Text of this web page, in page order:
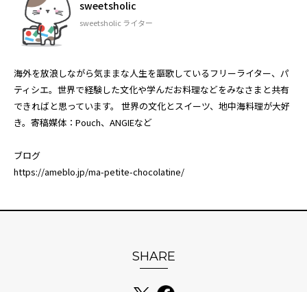
sweetsholic
sweetsholic ライター
海外を放浪しながら気ままな人生を謳歌しているフリーライター、パ
ティシエ。世界で経験した文化や学んだお料理などをみなさまと共有
できればと思っています。 世界の文化とスイーツ、地中海料理が大好
き。寄稿媒体：Pouch、ANGIEなど
ブログ
https://ameblo.jp/ma-petite-chocolatine/
SHARE